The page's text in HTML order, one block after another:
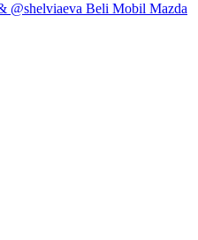
@shelviaeva Beli Mobil Mazda